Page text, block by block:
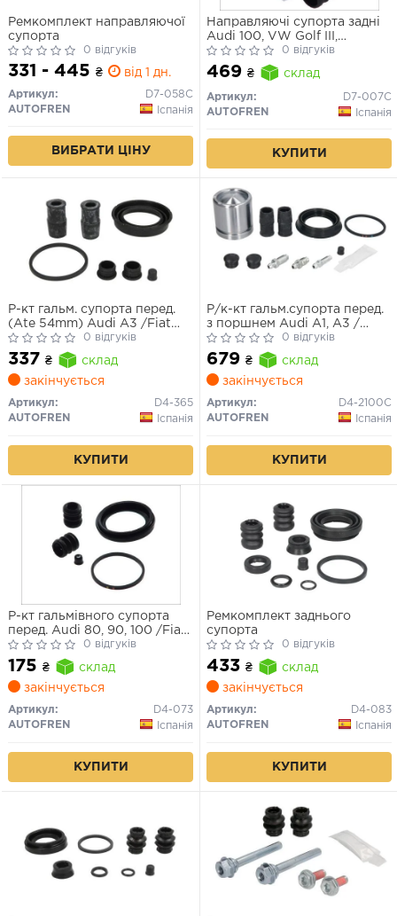
Ремкомплект направляючої
супорта
0 відгуків
331 - 445 ₴ від 1 дн.
Артикул:
D7-058C
AUTOFREN
Іспанія
ВИБРАТИ ЦІНУ
Направляючі супорта задні
Audi 100, VW Golf III,
Mercedes W2020 відгуків
469 ₴ склад
Артикул:
D7-007C
AUTOFREN
Іспанія
КУПИТИ
Р-кт гальм. супорта перед.
(Ate 54mm) Audi A3 /Fiat
Panda /Ford Fiesta, Fusion,
Focus /VW Caddy III, Golf V-
VI, Jetta III, Passat, Touran
0 відгуків
337 ₴
склад
закінчується
Артикул:
D4-365
AUTOFREN
Іспанія
КУПИТИ
Р/к-кт гальм.супорта перед.
з поршнем Audi A1, A3 /
BMW 1, 3 / Ford Fiesta / Lada
Priora / Renault Megane II /
Seat / Skoda / VW
0 відгуків
679 ₴
склад
закінчується
Артикул:
D4-2100C
AUTOFREN
Іспанія
КУПИТИ
Р-кт гальмівного супорта
перед. Audi 80, 90, 100 /Fiat
Croma, Punto,Tempra /Seat
/VW (Lucas 54mm)
0 відгуків
175 ₴
склад
закінчується
Артикул:
D4-073
AUTOFREN
Іспанія
КУПИТИ
Ремкомплект заднього
супорта
0 відгуків
433 ₴
склад
закінчується
Артикул:
D4-083
AUTOFREN
Іспанія
КУПИТИ